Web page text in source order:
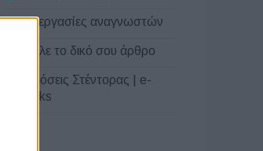
Συνεργασίες αναγνωστών
Στείλε το δικό σου άρθρο
Εκδόσεις Στέντορας | e-
books